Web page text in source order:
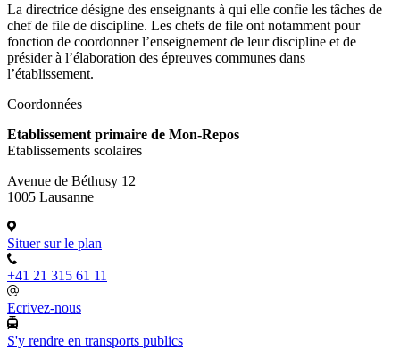
La directrice désigne des enseignants à qui elle confie les tâches de
chef de file de discipline. Les chefs de file ont notamment pour
fonction de coordonner l’enseignement de leur discipline et de
présider à l’élaboration des épreuves communes dans
l’établissement.
Coordonnées
Etablissement primaire de Mon-Repos
Etablissements scolaires
Avenue de Béthusy 12
1005 Lausanne
Situer sur le plan
+41 21 315 61 11
Ecrivez-nous
S'y rendre en transports publics